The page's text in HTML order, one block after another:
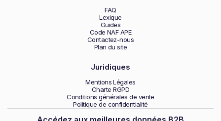
FAQ
Lexique
Guides
Code NAF APE
Contactez-nous
Plan du site
Juridiques
Mentions Légales
Charte RGPD
Conditions générales de vente
Politique de confidentialité